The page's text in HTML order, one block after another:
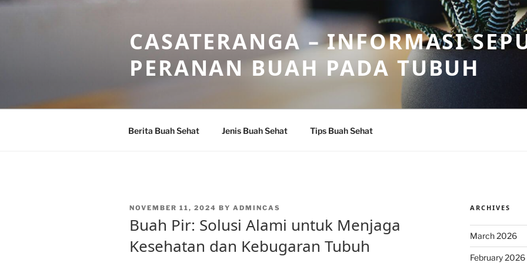
Skip
CASATERANGA – INFORMASI
PERANAN BUAH PADA TUBUH
Berita Buah Sehat Jenis Buah Sehat Tips Buah Sehat
POSTED
NOVEMBER 11, 2024 BY ADMINCAS
Buah Pir: Solusi Alami untuk Menjaga
Kesehatan dan Kebugaran Tubuh
ARCHIVES
March 2026
February 2026